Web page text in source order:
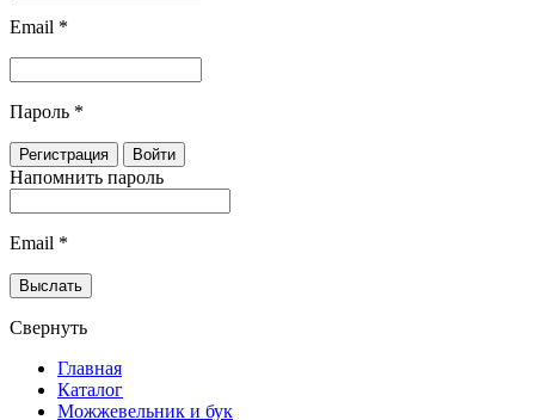
Email *
Пароль *
Напомнить пароль
Email *
Свернуть
Главная
Каталог
Можжевельник и бук